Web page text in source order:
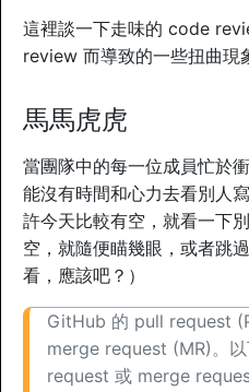
這裡談一下走味的 code
review 而導致的一些扭曲現
馬馬虎虎
當團隊中的每一位成員忙於
能沒有時間和心力去看別人
許今天比較有空，就看一下
空，就隨便瞄幾眼，或者跳
看，應該吧？）
GitHub 的 pull request
merge request (MR)。
request 或 merge